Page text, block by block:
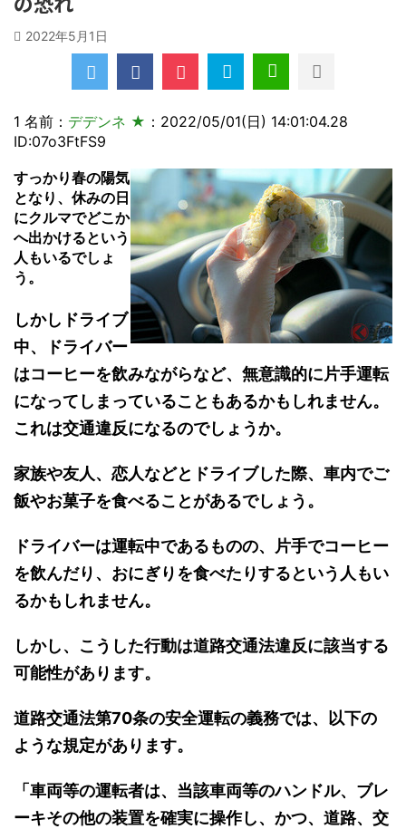
2022年5月1日
1 名前： デデンネ ★ ：2022/05/01(日) 14:01:04.28
ID:07o3FtFS9
すっかり春の陽気
となり、休みの日
にクルマでどこか
へ出かけるという
人もいるでしょ
う。
しかしドライブ
中、ドライバー
はコーヒーを飲みながらなど、無意識的に片手運転
になってしまっていることもあるかもしれません。
これは交通違反になるのでしょうか。
家族や友人、恋人などとドライブした際、車内でご
飯やお菓子を食べることがあるでしょう。
ドライバーは運転中であるものの、片手でコーヒー
を飲んだり、おにぎりを食べたりするという人もい
るかもしれません。
しかし、こうした行動は道路交通法違反に該当する
可能性があります。
道路交通法第70条の安全運転の義務では、以下の
ような規定があります。
「車両等の運転者は、当該車両等のハンドル、ブレ
ーキその他の装置を確実に操作し、かつ、道路、交